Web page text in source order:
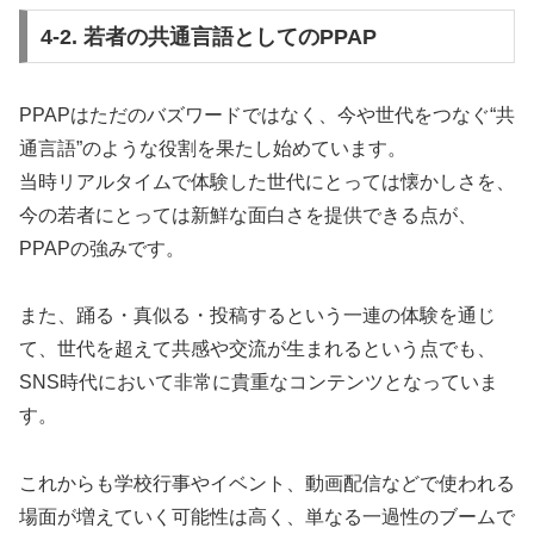
4-2. 若者の共通言語としてのPPAP
PPAPはただのバズワードではなく、今や世代をつなぐ“共
通言語”のような役割を果たし始めています。
当時リアルタイムで体験した世代にとっては懐かしさを、
今の若者にとっては新鮮な面白さを提供できる点が、
PPAPの強みです。
また、踊る・真似る・投稿するという一連の体験を通じ
て、世代を超えて共感や交流が生まれるという点でも、
SNS時代において非常に貴重なコンテンツとなっていま
す。
これからも学校行事やイベント、動画配信などで使われる
場面が増えていく可能性は高く、単なる一過性のブームで